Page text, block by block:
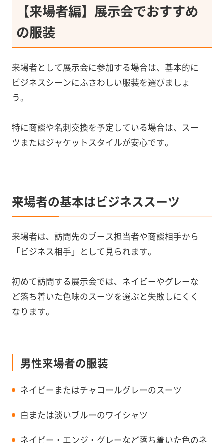
【来場者編】展示会でおすすめ
の服装
来場者として展示会に参加する場合は、基本的に
ビジネスシーンにふさわしい服装を選びましょ
う。
特に商談や名刺交換を予定している場合は、スー
ツまたはジャケットスタイルが安心です。
来場者の基本はビジネススーツ
来場者は、訪問先のブース担当者や商談相手から
「ビジネス相手」として見られます。
初めて訪問する展示会では、ネイビーやグレーな
ど落ち着いた色味のスーツを選ぶと失敗しにくく
なります。
男性来場者の服装
ネイビーまたはチャコールグレーのスーツ
白または淡いブルーのワイシャツ
ネイビー・エンジ・グレーなど落ち着いた色のネ